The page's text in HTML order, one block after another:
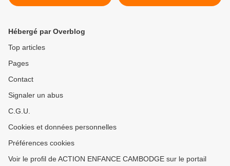
Cambodge grâce à Google
Hébergé par Overblog
Top articles
Pages
Contact
Signaler un abus
C.G.U.
Cookies et données personnelles
Préférences cookies
Voir le profil de ACTION ENFANCE CAMBODGE sur le portail